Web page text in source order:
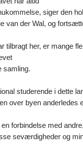
siger den
van der Wal, og
tilbragt her, er mange
samling.
studerende i dette
over byen anderledes
forbindelse med
seværdigheder og